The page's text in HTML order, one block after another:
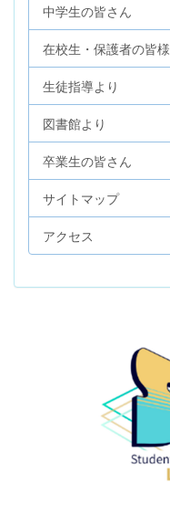
中学生の皆さん
在校生・保護者の皆様
生徒指導より
図書館より
卒業生の皆さん
サイトマップ
アクセス